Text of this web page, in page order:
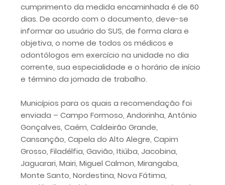
cumprimento da medida encaminhada é de 60
dias. De acordo com o documento, deve-se
informar ao usuário do SUS, de forma clara e
objetiva, o nome de todos os médicos e
odontólogos em exercício na unidade no dia
corrente, sua especialidade e o horário de início
e término da jornada de trabalho.
Municípios para os quais a recomendação foi
enviada – Campo Formoso, Andorinha, Antônio
Gonçalves, Caém, Caldeirão Grande,
Cansanção, Capela do Alto Alegre, Capim
Grosso, Filadélfia, Gavião, Itiúba, Jacobina,
Jaguarari, Mairi, Miguel Calmon, Mirangaba,
Monte Santo, Nordestina, Nova Fátima,